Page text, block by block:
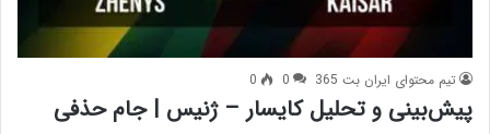
تیم محتوای ایران بت 365 0
0
پیش‌بینی و تحلیل کایسار – ژنیس | جام حذفی